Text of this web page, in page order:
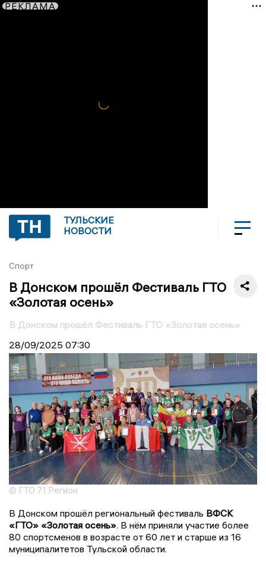
РЕКЛАМА
ТУЛЬСКИЕ
НОВОСТИ
Спорт
В Донском прошёл Фестиваль ГТО
«Золотая осень»
В Донском прошёл Фестиваль ГТО «Золотая осень»
28/09/2025 07:30
© ГТО 71 Регион
В Донском прошёл региональный фестиваль ВФСК
«ГТО» «Золотая осень». В нём приняли участие более
80 спортсменов в возрасте от 60 лет и старше из 16
муниципалитетов Тульской области.